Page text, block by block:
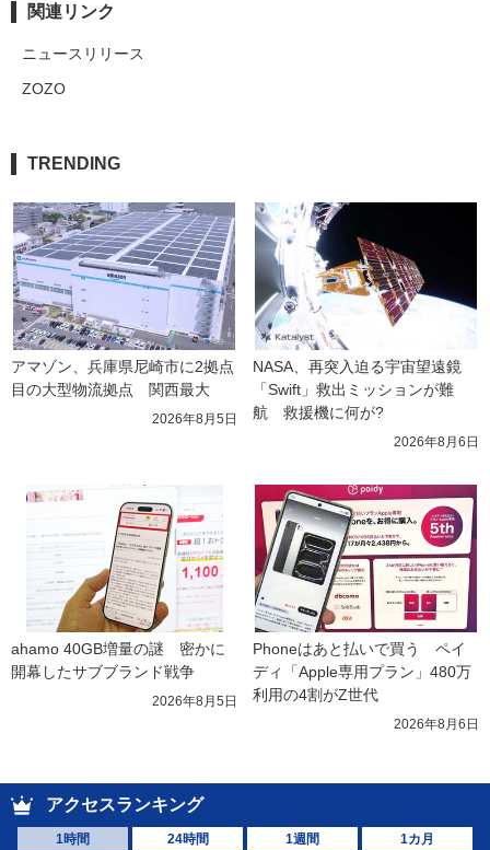
関連リンク
ニュースリリース
ZOZO
TRENDING
アマゾン、兵庫県尼崎市に2拠点
目の大型物流拠点　関西最大
2026年8月5日
NASA、再突入迫る宇宙望遠鏡
「Swift」救出ミッションが難
航　救援機に何が?
2026年8月6日
ahamo 40GB増量の謎　密かに
開幕したサブブランド戦争
2026年8月5日
Phoneはあと払いで買う　ペイ
ディ「Apple専用プラン」480万
利用の4割がZ世代
2026年8月6日
アクセスランキング
1時間 24時間 1週間 1カ月